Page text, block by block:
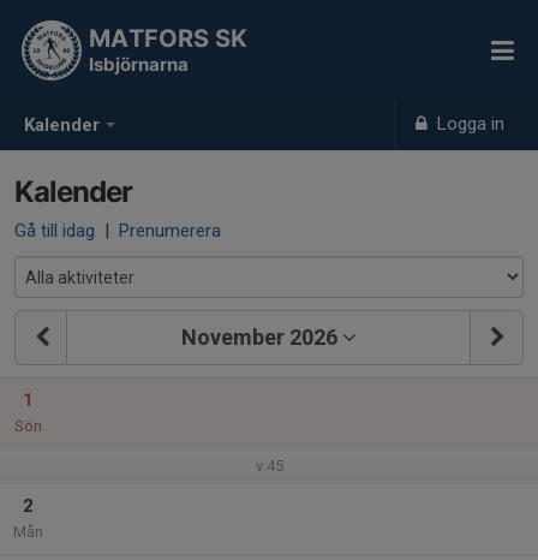
Kalender Logga in
MATFORS SK
Isbjörnarna
Kalender
Gå till idag | Prenumerera
November 2026
1
Sön
v.45
2
Mån